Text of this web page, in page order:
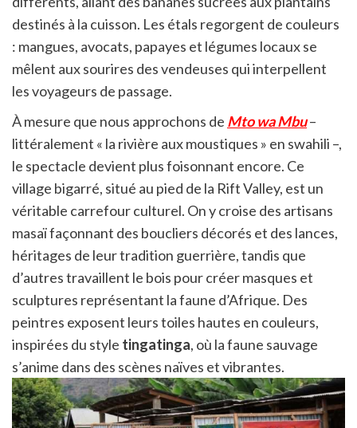
destinés à la cuisson. Les étals regorgent de couleurs
: mangues, avocats, papayes et légumes locaux se
mêlent aux sourires des vendeuses qui interpellent
les voyageurs de passage.
À mesure que nous approchons de Mto wa Mbu–
littéralement « la rivière aux moustiques » en swahili –,
le spectacle devient plus foisonnant encore. Ce
village bigarré, situé au pied de la Rift Valley, est un
véritable carrefour culturel. On y croise des artisans
masaï façonnant des boucliers décorés et des lances,
héritages de leur tradition guerrière, tandis que
d’autres travaillent le bois pour créer masques et
sculptures représentant la faune d’Afrique. Des
peintres exposent leurs toiles hautes en couleurs,
inspirées du style tingatinga, où la faune sauvage
s’anime dans des scènes naïves et vibrantes.